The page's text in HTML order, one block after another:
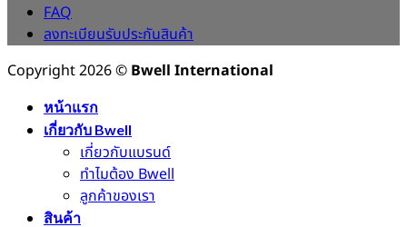
FAQ
ลงทะเบียนรับประกันสินค้า
Copyright 2026 © Bwell International
หน้าแรก
เกี่ยวกับ Bwell
เกี่ยวกับแบรนด์
ทำไมต้อง Bwell
ลูกค้าของเรา
สินค้า